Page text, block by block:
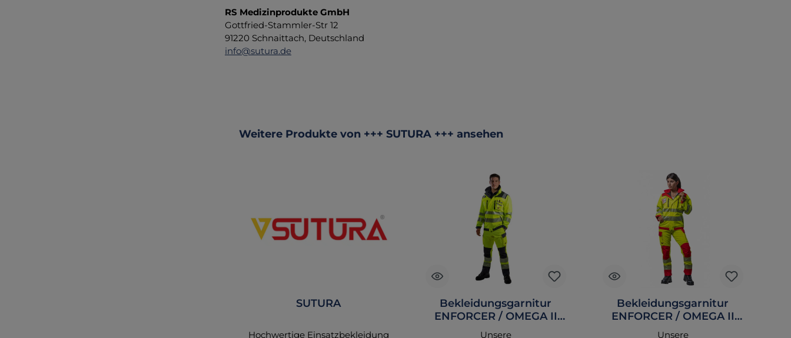
RS Medizinprodukte GmbH
Gottfried-Stammler-Str 12
91220 Schnaittach, Deutschland
info@sutura.de
Produktgalerie überspringen
Weitere Produkte von +++ SUTURA +++ ansehen
SUTURA
Hochwertige Einsatzbekleidung
Bekleidungsgarnitur
ENFORCER / OMEGA II
tagesleuchtgelb/marine
Unsere
Bekleidungsgarnitur
ENFORCER / OMEGA II
tagesleuchtgelb/rot
Unsere